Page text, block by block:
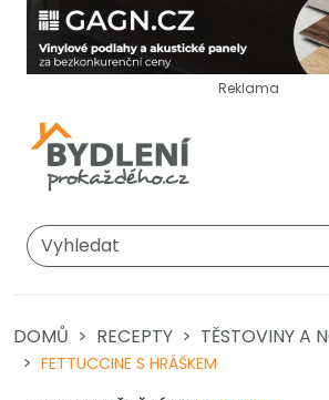
Reklama
DOMŮ RECEPTY TĚSTOVINY A
FETTUCCINE S HRÁŠKEM